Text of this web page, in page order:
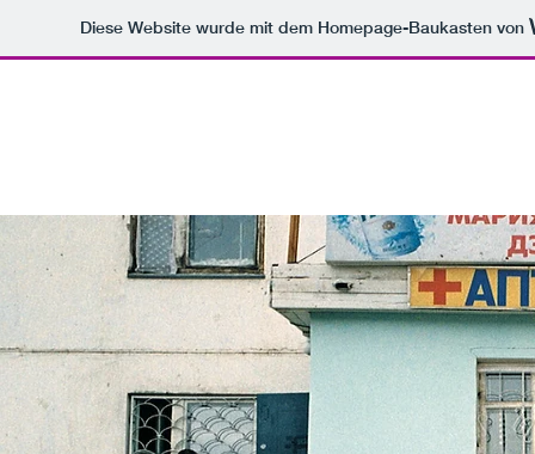
Diese Website wurde mit dem Homepage-Baukasten von